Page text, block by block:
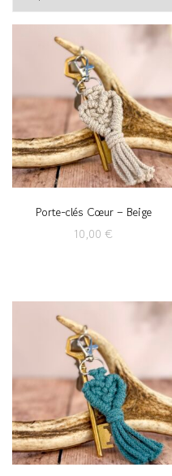
Porte-clés Cœur – Beige
10,00€